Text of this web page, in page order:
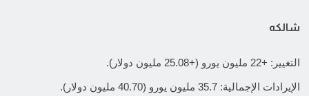
شالكه
التغيير: +22 مليون يورو (+25.08 مليون دولار).
الإيرادات الإجمالية: 35.7 مليون يورو (40.70 مليون دولار).